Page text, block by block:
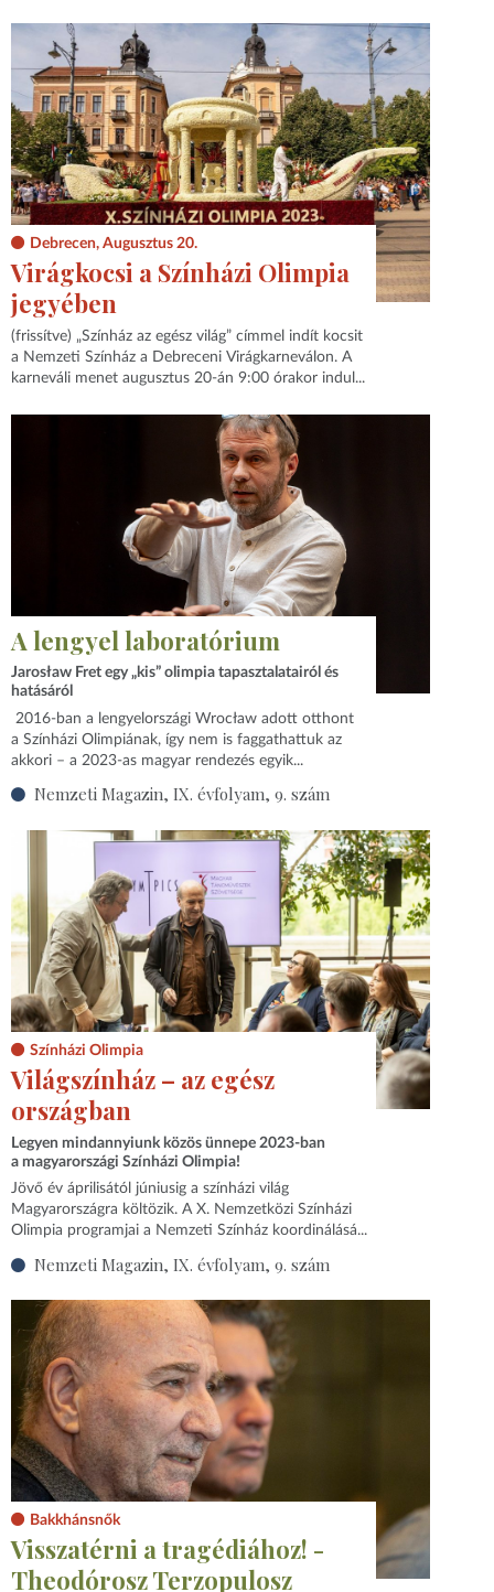
Debrecen, Augusztus 20.
Virágkocsi a Színházi Olimpia
jegyében
(frissítve) „Színház az egész világ” címmel indít kocsit
a Nemzeti Színház a Debreceni Virágkarneválon. A
karneváli menet augusztus 20-án 9:00 órakor indul...
A lengyel laboratórium
Jarosław Fret egy „kis” olimpia tapasztalatairól és
hatásáról
2016-ban a lengyelországi Wrocław adott otthont
a Színházi Olimpiának, így nem is faggathattuk az
akkori – a 2023-as magyar rendezés egyik...
Nemzeti Magazin, IX. évfolyam, 9. szám
Színházi Olimpia
Világszínház – az egész
országban
Legyen mindannyiunk közös ünnepe 2023-ban
a magyarországi Színházi Olimpia!
Jövő év áprilisától júniusig a színházi világ
Magyarországra költözik. A X. Nemzetközi Színházi
Olimpia programjai a Nemzeti Színház koordinálásá...
Nemzeti Magazin, IX. évfolyam, 9. szám
Bakkhánsnők
Visszatérni a tragédiához! -
Theodórosz Terzopulosz